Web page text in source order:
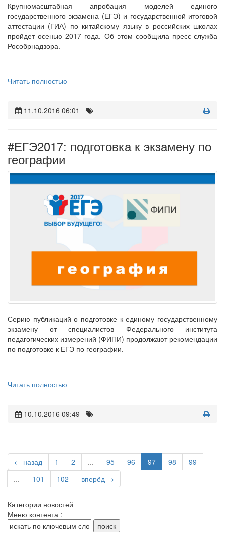
Крупномасштабная апробация моделей единого
государственного экзамена (ЕГЭ) и государственной итоговой
аттестации (ГИА) по китайскому языку в российских школах
пройдет осенью 2017 года. Об этом сообщила пресс-служба
Рособрнадзора.
Читать полностью
11.10.2016 06:01
#ЕГЭ2017: подготовка к экзамену по
географии
Серию публикаций о подготовке к единому государственному
экзамену от специалистов Федерального института
педагогических измерений (ФИПИ) продолжают рекомендации
по подготовке к ЕГЭ по географии.
Читать полностью
10.10.2016 09:49
← назад 1 2 ... 95 96 97 98
99
...
101 102 вперёд →
Категории новостей
Меню контента :